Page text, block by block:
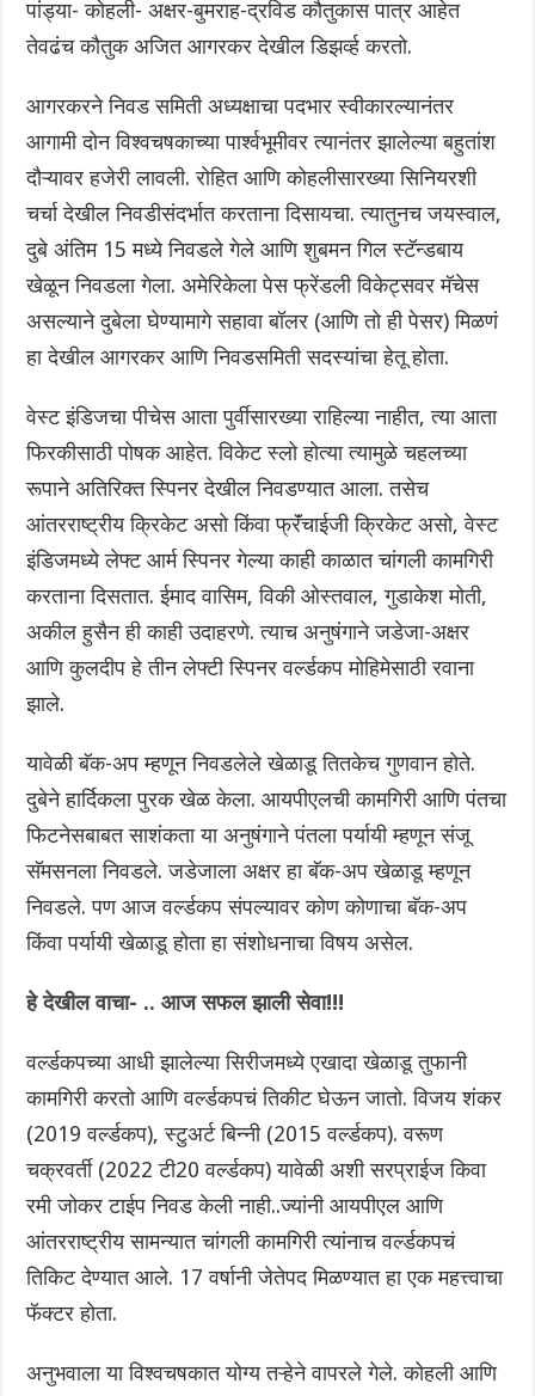
पांड्या- कोहली- अक्षर-बुमराह-द्रविड कौतुकास पात्र आहेत
तेवढंच कौतुक अजित आगरकर देखील डिझर्व्ह करतो.
आगरकरने निवड समिती अध्यक्षाचा पदभार स्वीकारल्यानंतर
आगामी दोन विश्वचषकाच्या पार्श्वभूमीवर त्यानंतर झालेल्या बहुतांश
दौऱ्यावर हजेरी लावली. रोहित आणि कोहलीसारख्या सिनियरशी
चर्चा देखील निवडीसंदर्भात करताना दिसायचा. त्यातुनच जयस्वाल,
दुबे अंतिम 15 मध्ये निवडले गेले आणि शुबमन गिल स्टॅन्डबाय
खेळून निवडला गेला. अमेरिकेला पेस फ्रेंडली विकेट्सवर मॅचेस
असल्याने दुबेला घेण्यामागे सहावा बॉलर (आणि तो ही पेसर) मिळणं
हा देखील आगरकर आणि निवडसमिती सदस्यांचा हेतू होता.
वेस्ट इंडिजचा पीचेस आता पुर्वीसारख्या राहिल्या नाहीत, त्या आता
फिरकीसाठी पोषक आहेत. विकेट स्लो होत्या त्यामुळे चहलच्या
रूपाने अतिरिक्त स्पिनर देखील निवडण्यात आला. तसेच
आंतरराष्ट्रीय क्रिकेट असो किंवा फ्रॅंचाईजी क्रिकेट असो, वेस्ट
इंडिजमध्ये लेफ्ट आर्म स्पिनर गेल्या काही काळात चांगली कामगिरी
करताना दिसतात. ईमाद वासिम, विकी ओस्तवाल, गुडाकेश मोती,
अकील हुसैन ही काही उदाहरणे. त्याच अनुषंगाने जडेजा-अक्षर
आणि कुलदीप हे तीन लेफ्टी स्पिनर वर्ल्डकप मोहिमेसाठी रवाना
झाले.
यावेळी बॅक-अप म्हणून निवडलेले खेळाडू तितकेच गुणवान होते.
दुबेने हार्दिकला पुरक खेळ केला. आयपीएलची कामगिरी आणि पंतचा
फिटनेसबाबत साशंकता या अनुषंगाने पंतला पर्यायी म्हणून संजू
सॅमसनला निवडले. जडेजाला अक्षर हा बॅक-अप खेळाडू म्हणून
निवडले. पण आज वर्ल्डकप संपल्यावर कोण कोणाचा बॅक-अप
किंवा पर्यायी खेळाडू होता हा संशोधनाचा विषय असेल.
हे देखील वाचा- .. आज सफल झाली सेवा!!!
वर्ल्डकपच्या आधी झालेल्या सिरीजमध्ये एखादा खेळाडू तुफानी
कामगिरी करतो आणि वर्ल्डकपचं तिकीट घेऊन जातो. विजय शंकर
(2019 वर्ल्डकप), स्टुअर्ट बिन्नी (2015 वर्ल्डकप). वरूण
चक्रवर्ती (2022 टी20 वर्ल्डकप) यावेळी अशी सरप्राईज किवा
रमी जोकर टाईप निवड केली नाही..ज्यांनी आयपीएल आणि
आंतरराष्ट्रीय सामन्यात चांगली कामगिरी त्यांनाच वर्ल्डकपचं
तिकिट देण्यात आले. 17 वर्षानी जेतेपद मिळण्यात हा एक महत्त्वाचा
फॅक्टर होता.
अनुभवाला या विश्वचषकात योग्य तऱ्हेने वापरले गेले. कोहली आणि